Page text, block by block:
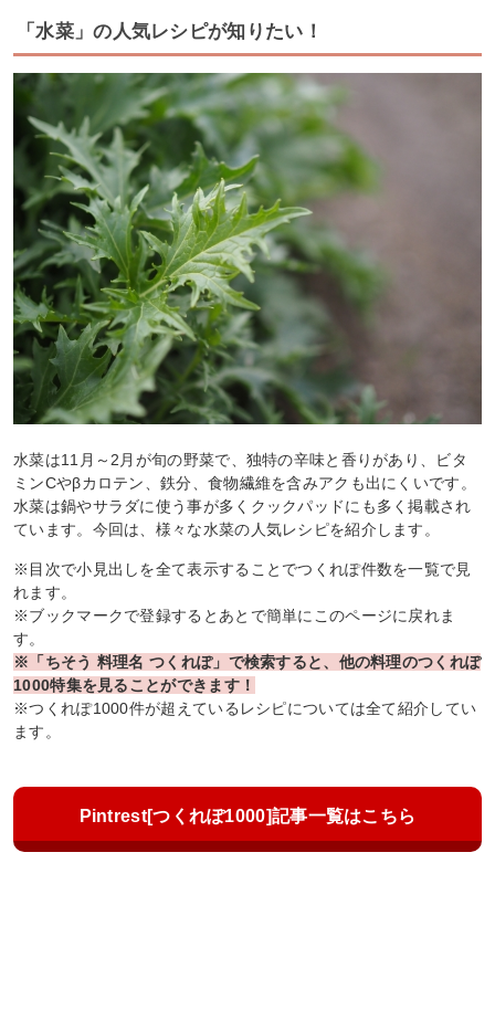
「水菜」の人気レシピが知りたい！
水菜は11月～2月が旬の野菜で、独特の辛味と香りがあり、ビタ
ミンCやβカロテン、鉄分、食物繊維を含みアクも出にくいです。
水菜は鍋やサラダに使う事が多くクックパッドにも多く掲載され
ています。今回は、様々な水菜の人気レシピを紹介します。
※目次で小見出しを全て表示することでつくれぽ件数を一覧で見
れます。
※ブックマークで登録するとあとで簡単にこのページに戻れま
す。
※「ちそう 料理名 つくれぽ」で検索すると、他の料理のつくれぽ
1000特集を見ることができます！
※つくれぽ1000件が超えているレシピについては全て紹介してい
ます。
Pintrest[つくれぽ1000]記事一覧はこちら